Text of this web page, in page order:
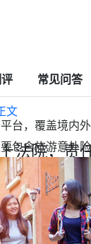
台，覆盖境内
包含旅游意外
常见问答
文
法院，责
保险理赔
险续保，绕来绕